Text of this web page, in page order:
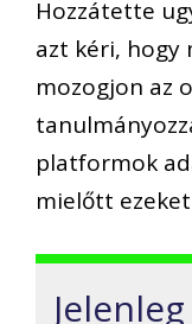
Hozzátette
azt kéri, hogy
mozogjon az
platformok
mielőtt